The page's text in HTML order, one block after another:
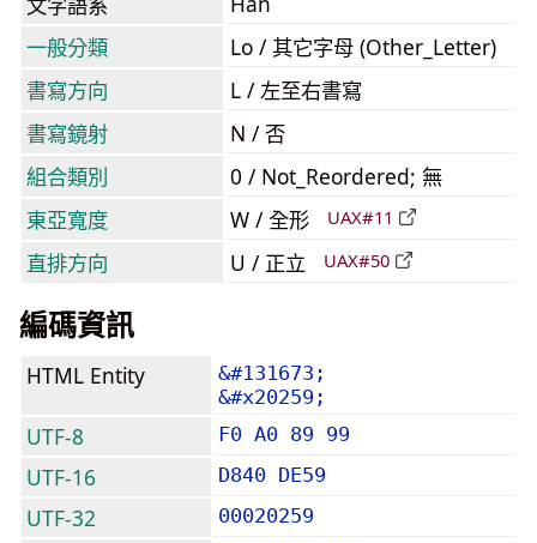
一般分類
Lo / 其它字母 (Other_Letter)
書寫方向
L / 左至右書寫
書寫鏡射
N / 否
組合類別
0 / Not_Reordered; 無
東亞寬度
W / 全形 UAX#11
直排方向 U / 正立 UAX#50
編碼資訊
HTML Entity
&#131673;
&#x20259;
UTF-8 F0 A0 89 99
UTF-16 D840 DE59
UTF-32 00020259